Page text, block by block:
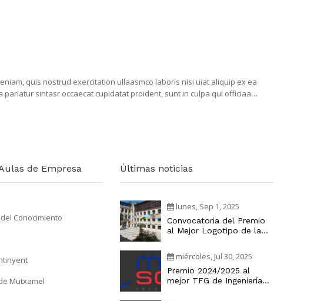
quis nostrud exercitation ullaasmco laboris nisi uiat aliquip ex ea
sintasr occaecat cupidatat proident, sunt in culpa qui officiaa
de Empresa
Conocimiento
Mutxamel
Últimas noticias
lunes, Sep 1, 2025
Convocatoria del Premio
al Mejor Logotipo de la
miércoles, Jul 30, 2025
Premio 2024/2025 al
mejor TFG de Ingeniería